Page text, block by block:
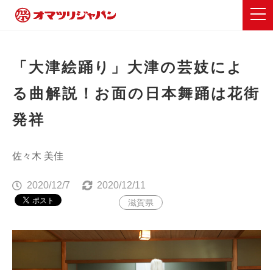
「大津絵踊り」大津の芸妓によ
る曲解説！お面の日本舞踊は花街
発祥
佐々木 美佳
2020/12/7 2020/12/11
滋賀県